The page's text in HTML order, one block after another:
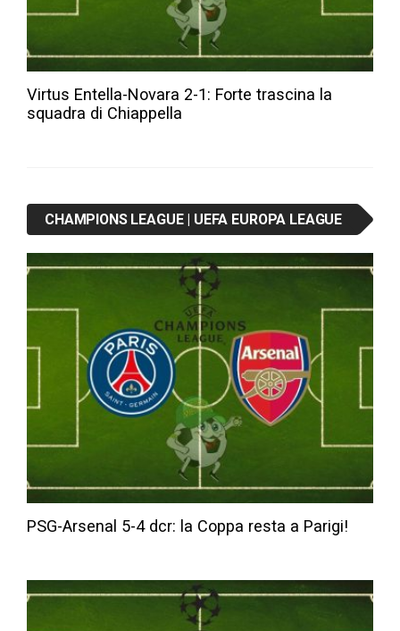
Virtus Entella-Novara 2-1: Forte trascina la
squadra di Chiappella
CHAMPIONS LEAGUE | UEFA EUROPA LEAGUE
PSG-Arsenal 5-4 dcr: la Coppa resta a Parigi!